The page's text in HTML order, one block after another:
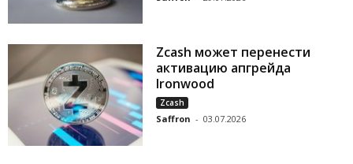
Zcash может перенести
активацию апгрейда
Ironwood
Zcash
Saffron - 03.07.2026